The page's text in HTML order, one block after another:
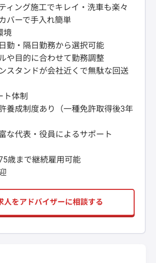
ィング施工でキレイ・洗車も楽々
バーで手入れ簡単
境
勤・隔日勤務から選択可能
や目的に合わせて勤務調整
スタンドが会社近くで無駄な回送
ト体制
養成制度あり（一種免許取得後3年
な代表・役員によるサポート
歳まで継続雇用可能
人をアドバイザーに相談する